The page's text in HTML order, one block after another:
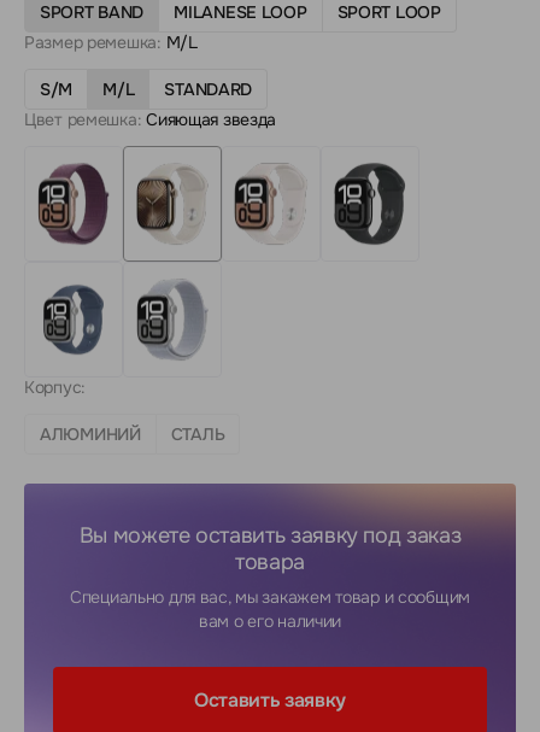
SPORT BAND MILANESE LOOP
SPORT LOOP
Размер ремешка: M/L
S/M M/L
STANDARD
Цвет ремешка: Сияющая звезда
Корпус:
АЛЮМИНИЙ СТАЛЬ
Вы можете оставить заявку под заказ
товара
Специально для вас, мы закажем товар и сообщим
вам о его наличии
Оставить заявку